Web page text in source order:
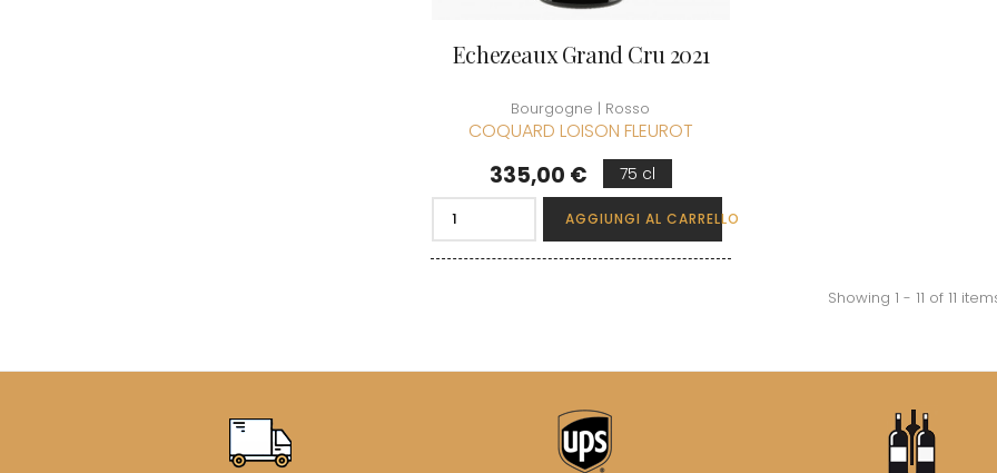
Echezeaux Grand Cru 2021
Bourgogne | Rosso
COQUARD LOISON FLEUROT
Prezzo
335,00 € 75 cl
AGGIUNGI AL CARRELLO
Showing 1 - 11 of 11